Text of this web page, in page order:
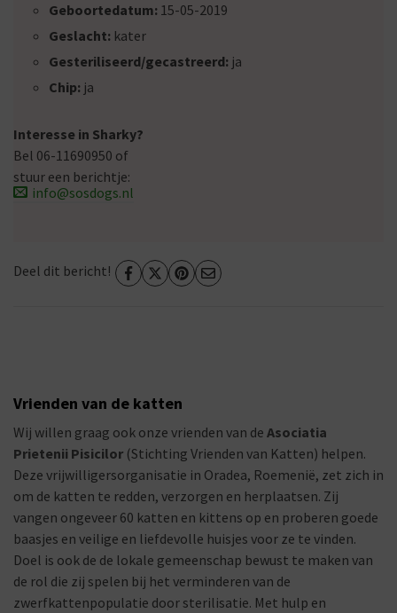
Geboortedatum: 15-05-2019
Geslacht: kater
Gesteriliseerd/gecastreerd: ja
Chip: ja
Interesse in Sharky?
Bel 06-11690950 of
stuur een berichtje:
info@sosdogs.nl
Deel dit bericht!
Vrienden van de katten
Wij willen graag ook onze vrienden van de Asociatia
Prietenii Pisicilor (Stichting Vrienden van Katten) helpen.
Deze vrijwilligersorganisatie in Oradea, Roemenië, zet zich in
om de katten te redden, verzorgen en herplaatsen. Zij
vangen ongeveer 60 katten en kittens op en proberen goede
baasjes en veilige en liefdevolle huisjes voor ze te vinden.
Doel is ook de de lokale gemeenschap bewust te maken van
de rol die zij spelen bij het verminderen van de
zwerfkattenpopulatie door sterilisatie. Met hulp en